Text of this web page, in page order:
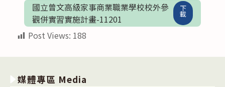
國立曾文高級家事商業職業學校校外參
觀併實習實施計畫-11201
下
載
Post Views: 188
媒體專區 Media